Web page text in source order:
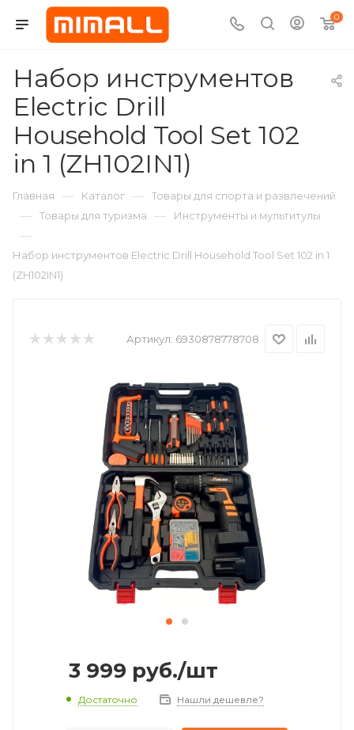
0
Набор инструментов
Electric Drill
Household Tool Set 102
in 1 (ZH102IN1)
Главная — Каталог — Товары для спорта и развлечений
— Товары для туризма — Инструменты и мультитулы
—
Набор инструментов Electric Drill Household Tool Set 102 in 1
(ZH102IN1)
Артикул: 6930878778708
3 999 руб./шт
Достаточно Нашли дешевле?